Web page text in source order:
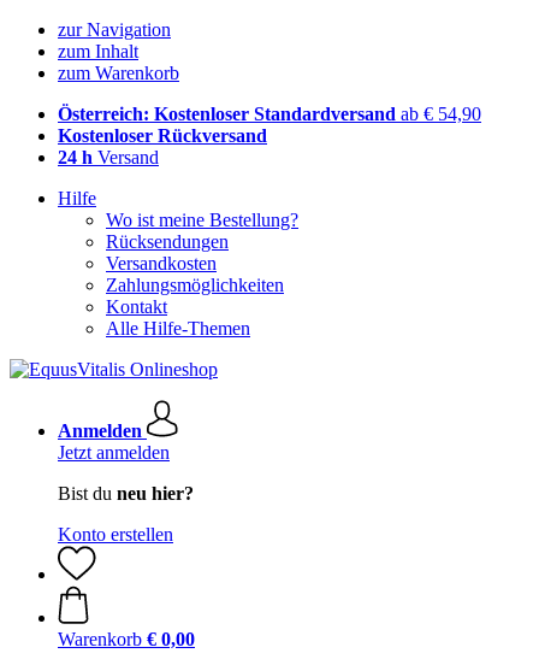
zur Navigation
zum Inhalt
zum Warenkorb
Österreich: Kostenloser Standardversand ab € 54,90
Kostenloser Rückversand
24 h Versand
Hilfe
Wo ist meine Bestellung?
Rücksendungen
Versandkosten
Zahlungsmöglichkeiten
Kontakt
Alle Hilfe-Themen
Anmelden
Jetzt anmelden
Bist du neu hier?
Konto erstellen
Warenkorb € 0,00